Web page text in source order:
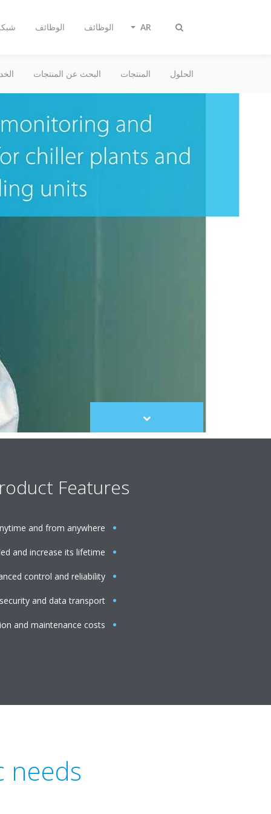
Toggle
الوظائف الوظائف AR
الحلول المنتجات البحث عن المنتجات
Scroll
to
Features
and from anywhere
and increase its lifetime
control and reliability
and data transport
and maintenance costs
needs